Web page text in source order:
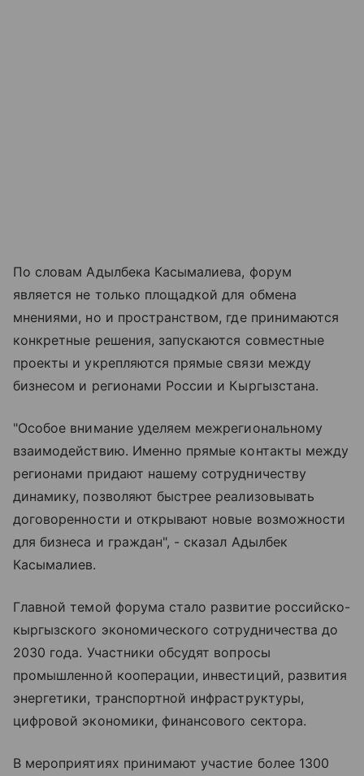
По словам Адылбека Касымалиева, форум
является не только площадкой для обмена
мнениями, но и пространством, где принимаются
конкретные решения, запускаются совместные
проекты и укрепляются прямые связи между
бизнесом и регионами России и Кыргызстана.
"Особое внимание уделяем межрегиональному
взаимодействию. Именно прямые контакты между
регионами придают нашему сотрудничеству
динамику, позволяют быстрее реализовывать
договоренности и открывают новые возможности
для бизнеса и граждан", - сказал Адылбек
Касымалиев.
Главной темой форума стало развитие российско-
кыргызского экономического сотрудничества до
2030 года. Участники обсудят вопросы
промышленной кооперации, инвестиций, развития
энергетики, транспортной инфраструктуры,
цифровой экономики, финансового сектора.
В мероприятиях принимают участие более 1300